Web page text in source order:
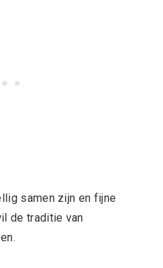
samen zijn en fijne
de traditie van